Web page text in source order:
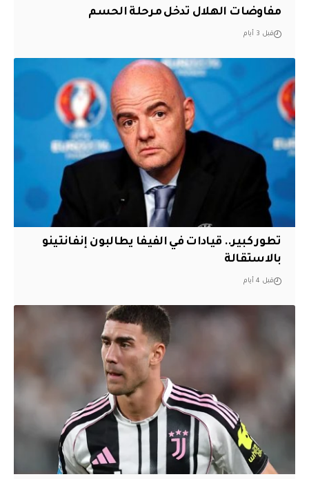
مفاوضات الهلال تدخل مرحلة الحسم
قبل 3 أيام
تطور كبير.. قيادات في الفيفا يطالبون إنفانتينو
بالاستقالة
قبل 4 أيام